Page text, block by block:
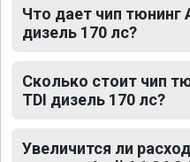
Что дает чип тюнинг
дизель 170 лс?
Сколько стоит чип
TDI дизель 170 лс?
Увеличится ли